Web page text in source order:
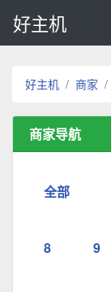
好主机
好主机 商家
商家导航
全部
8 9